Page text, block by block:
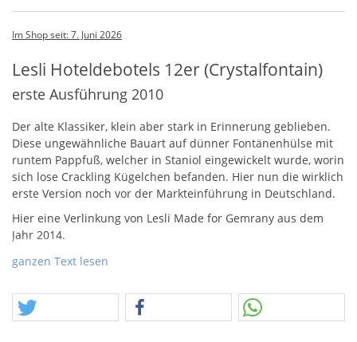
Im Shop seit: 7. Juni 2026
Lesli Hoteldebotels 12er (Crystalfontain)
erste Ausführung 2010
Der alte Klassiker, klein aber stark in Erinnerung geblieben.
Diese ungewähnliche Bauart auf dünner Fontänenhülse mit
runtem Pappfuß, welcher in Staniol eingewickelt wurde, worin
sich lose Crackling Kügelchen befanden. Hier nun die wirklich
erste Version noch vor der Markteinführung in Deutschland.
Hier eine Verlinkung von Lesli Made for Gemrany aus dem
Jahr 2014.
ganzen Text lesen